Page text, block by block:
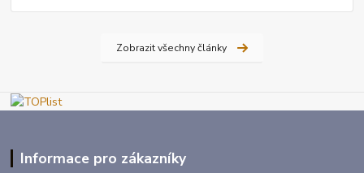
Zobrazit všechny články
Informace pro zákazníky